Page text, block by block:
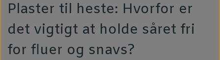
Plaster til heste: Hvorfor er
det vigtigt at holde såret fri
for fluer og snavs?